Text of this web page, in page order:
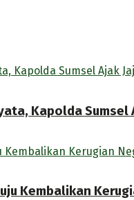
Kapolda
Kembalikan